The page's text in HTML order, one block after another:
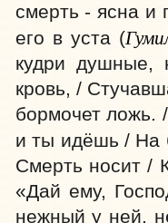
смерть - ясна и
его в уста (
кудри душные,
кровь, /
бормочет ложь.
и ты идёшь / На
Смерть носит /
«Дай ему,
нежный у ней,